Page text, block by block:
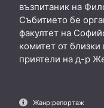
възпитаник на
Събитието бе
факултет на
комитет от
приятели на д-р
Жанр:репортаж